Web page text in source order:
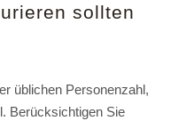
sollten
üblichen Personenzahl,
Berücksichtigen Sie